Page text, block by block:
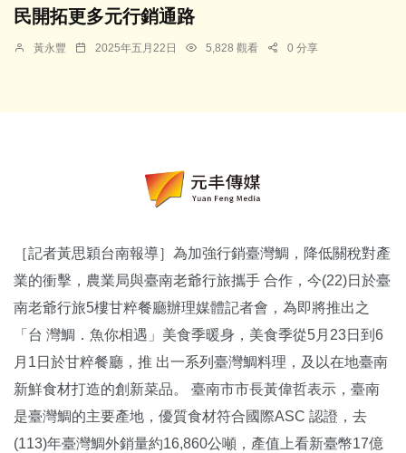
民開拓更多元行銷通路
黃永豐 2025年五月22日 5,828 觀看 0 分享
［記者黃思穎台南報導］為加強行銷臺灣鯛，降低關稅對產
業的衝擊，農業局與臺南老爺行旅攜手 合作，今(22)日於臺
南老爺行旅5樓甘粹餐廳辦理媒體記者會，為即將推出之
「台 灣鯛．魚你相遇」美食季暖身，美食季從5月23日到6
月1日於甘粹餐廳，推 出一系列臺灣鯛料理，及以在地臺南
新鮮食材打造的創新菜品。 臺南市市長黃偉哲表示，臺南
是臺灣鯛的主要產地，優質食材符合國際ASC 認證，去
(113)年臺灣鯛外銷量約16,860公噸，產值上看新臺幣17億